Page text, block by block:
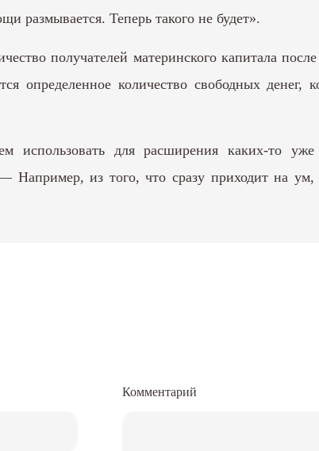
размывается. Теперь такого не будет».
получателей материнского капитала
определенное количество свободных
использовать для расширения каких-то
из того, что сразу приходит на
Комментарий